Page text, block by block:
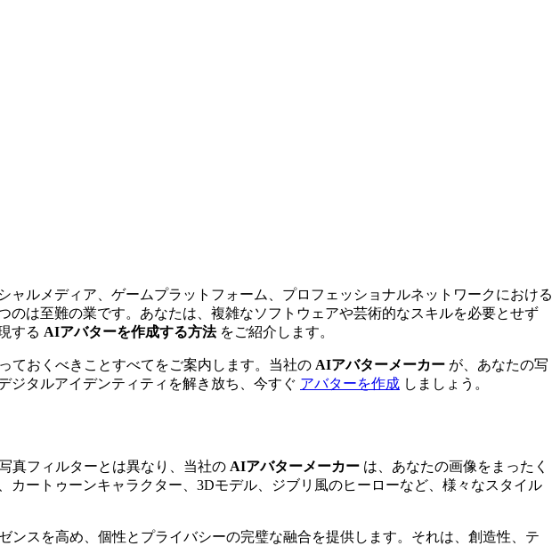
ルメディア、ゲームプラットフォーム、プロフェッショナルネットワークにおける
は至難の業です。あなたは、複雑なソフトウェアや芸術的なスキルを必要とせず
する AIアバターを作成する方法をご紹介します。
ておくべきことすべてをご案内します。当社の AIアバターメーカー が、あなたの写
ジタルアイデンティティを解き放ち、今すぐ アバターを作成 しましょう。
真フィルターとは異なり、当社の AIアバターメーカー は、あなたの画像をまったく
ートゥーンキャラクター、3Dモデル、ジブリ風のヒーローなど、様々なスタイル
スを高め、個性とプライバシーの完璧な融合を提供します。それは、創造性、テ